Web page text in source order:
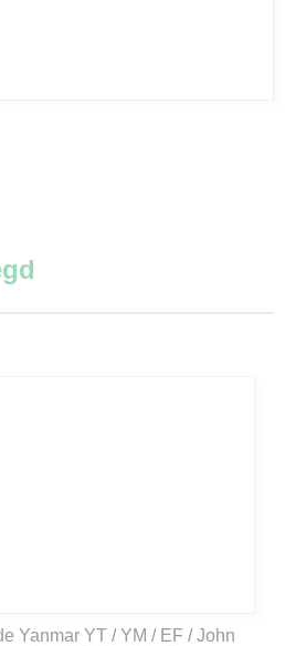
Yanmar YT / YM / EF / John